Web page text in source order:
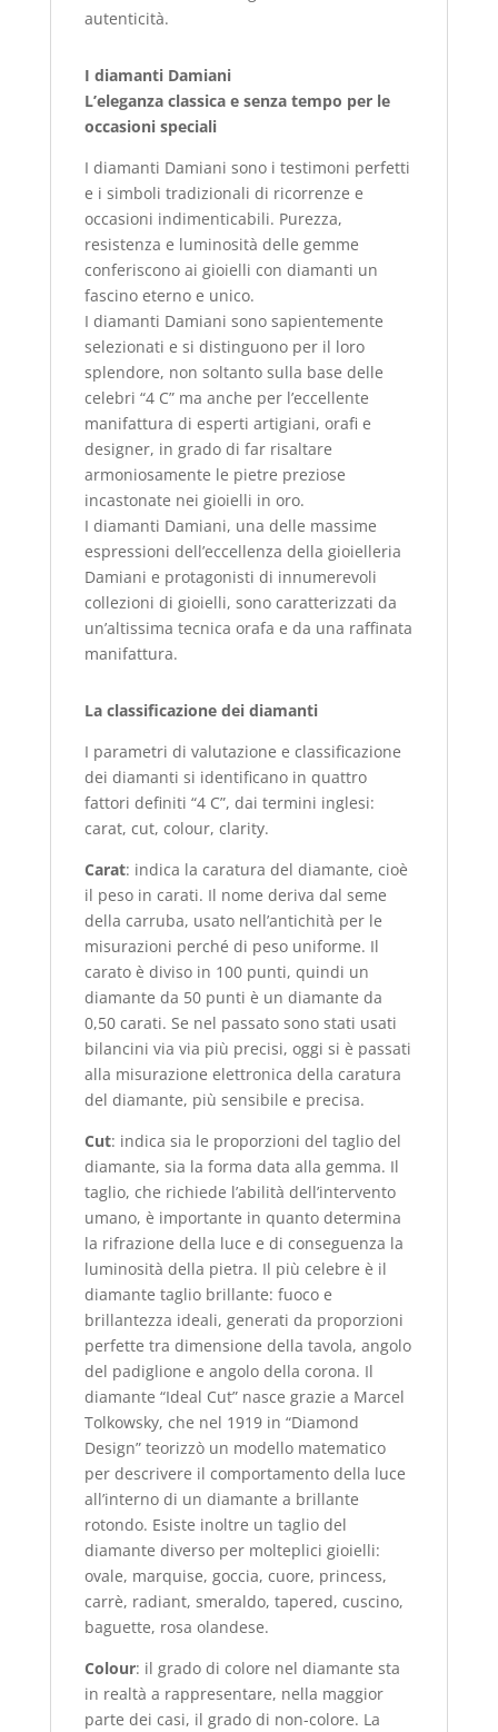
autenticità.
I diamanti Damiani
L’eleganza classica e senza tempo per le
occasioni speciali
I diamanti Damiani sono i testimoni perfetti
e i simboli tradizionali di ricorrenze e
occasioni indimenticabili. Purezza,
resistenza e luminosità delle gemme
conferiscono ai gioielli con diamanti un
fascino eterno e unico.
I diamanti Damiani sono sapientemente
selezionati e si distinguono per il loro
splendore, non soltanto sulla base delle
celebri “4 C” ma anche per l’eccellente
manifattura di esperti artigiani, orafi e
designer, in grado di far risaltare
armoniosamente le pietre preziose
incastonate nei gioielli in oro.
I diamanti Damiani, una delle massime
espressioni dell’eccellenza della gioielleria
Damiani e protagonisti di innumerevoli
collezioni di gioielli, sono caratterizzati da
un’altissima tecnica orafa e da una raffinata
manifattura.
La classificazione dei diamanti
I parametri di valutazione e classificazione
dei diamanti si identificano in quattro
fattori definiti “4 C”, dai termini inglesi:
carat, cut, colour, clarity.
Carat: indica la caratura del diamante, cioè
il peso in carati. Il nome deriva dal seme
della carruba, usato nell’antichità per le
misurazioni perché di peso uniforme. Il
carato è diviso in 100 punti, quindi un
diamante da 50 punti è un diamante da
0,50 carati. Se nel passato sono stati usati
bilancini via via più precisi, oggi si è passati
alla misurazione elettronica della caratura
del diamante, più sensibile e precisa.
Cut: indica sia le proporzioni del taglio del
diamante, sia la forma data alla gemma. Il
taglio, che richiede l’abilità dell’intervento
umano, è importante in quanto determina
la rifrazione della luce e di conseguenza la
luminosità della pietra. Il più celebre è il
diamante taglio brillante: fuoco e
brillantezza ideali, generati da proporzioni
perfette tra dimensione della tavola, angolo
del padiglione e angolo della corona. Il
diamante “Ideal Cut” nasce grazie a Marcel
Tolkowsky, che nel 1919 in “Diamond
Design” teorizzò un modello matematico
per descrivere il comportamento della luce
all’interno di un diamante a brillante
rotondo. Esiste inoltre un taglio del
diamante diverso per molteplici gioielli:
ovale, marquise, goccia, cuore, princess,
carrè, radiant, smeraldo, tapered, cuscino,
baguette, rosa olandese.
Colour: il grado di colore nel diamante sta
in realtà a rappresentare, nella maggior
parte dei casi, il grado di non-colore. La